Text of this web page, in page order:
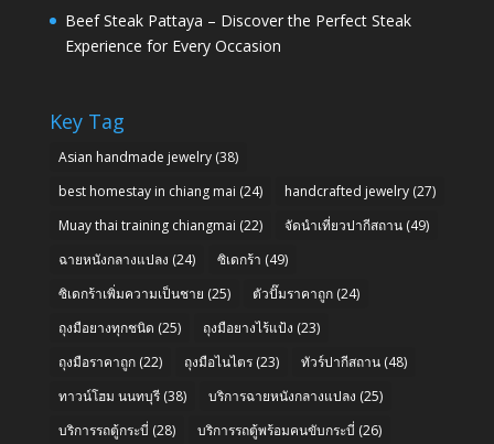
Beef Steak Pattaya – Discover the Perfect Steak
Experience for Every Occasion
Key Tag
Asian handmade jewelry(38)
best homestay in chiang mai (24) handcrafted jewelry(27)
Muay thai training chiangmai (22) จัดนำเที่ยวปากีสถาน(49)
ฉายหนังกลางแปลง (24) ซิเดกร้า (49)
ซิเดกร้าเพิ่มความเป็นชาย (25) ตัวปั๊มราคาถูก(24)
ถุงมือยางทุกชนิด (25) ถุงมือยางไร้แป้ง (23)
ถุงมือราคาถูก(22) ถุงมือไนไตร(23) ทัวร์ปากีสถาน(48)
ทาวน์โฮม นนทบุรี(38) บริการฉายหนังกลางแปลง (25)
บริการรถตู้กระบี่ (28) บริการรถตู้พร้อมคนขับกระบี่ (26)